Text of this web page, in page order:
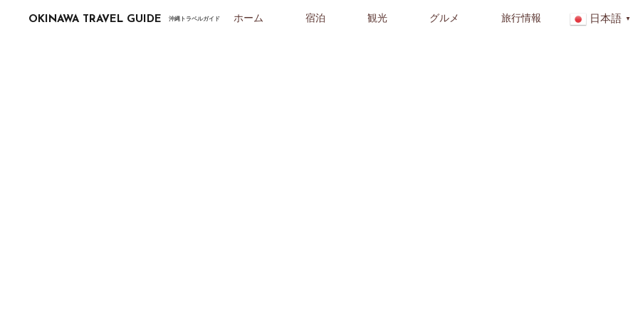
OKINAWA TRAVEL GUIDE 沖縄トラベルガイド ホーム 宿泊 観光 グルメ 旅行情報 日本語 ▼